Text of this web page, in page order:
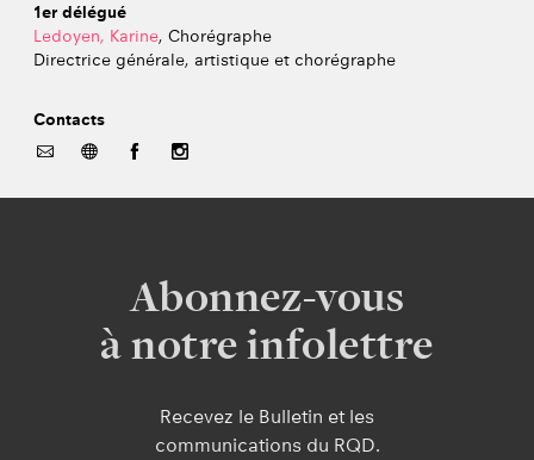
1er délégué
Ledoyen, Karine, Chorégraphe
Directrice générale, artistique et chorégraphe
Contacts
Abonnez-vous
à notre infolettre
Recevez le Bulletin et les
communications du RQD.